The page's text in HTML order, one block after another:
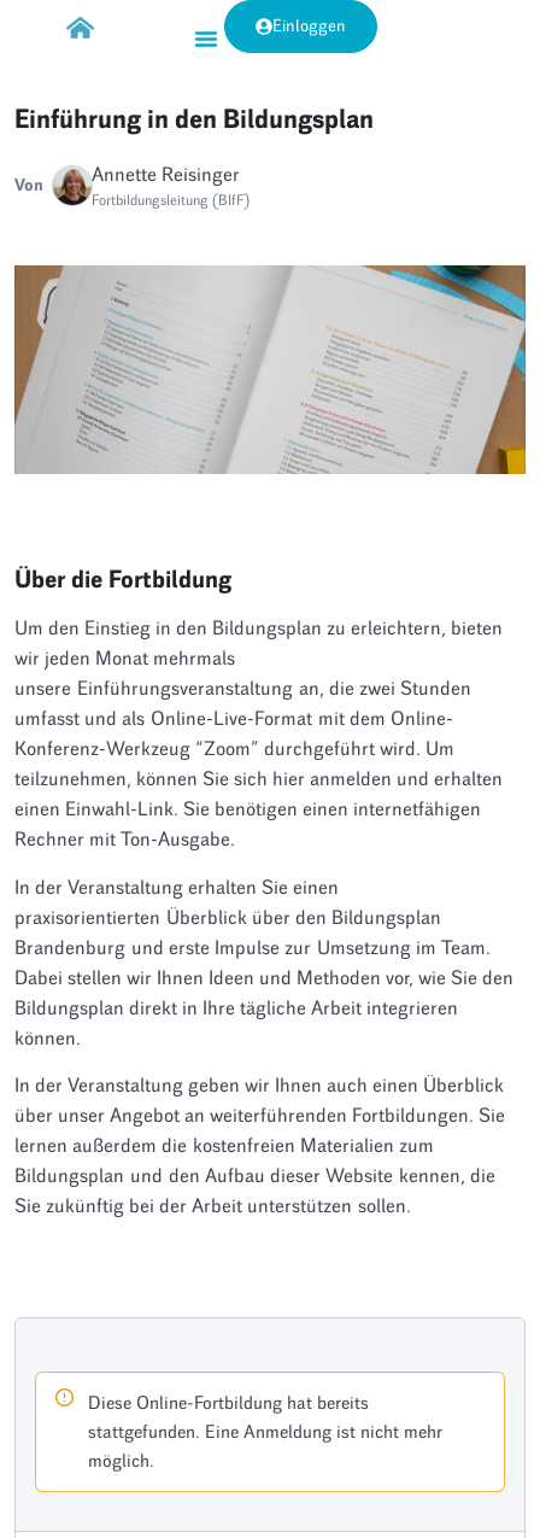
Einloggen
Einführung in den Bildungsplan
Von Annette Reisinger
Fortbildungsleitung (BIfF)
Über die Fortbildung
Um den Einstieg in den Bildungsplan zu erleichtern, bieten
wir jeden Monat mehrmals
unsere Einführungsveranstaltung an, die zwei Stunden
umfasst und als Online-Live-Format mit dem Online-
Konferenz-Werkzeug “Zoom” durchgeführt wird. Um
teilzunehmen, können Sie sich hier anmelden und erhalten
einen Einwahl-Link. Sie benötigen einen internetfähigen
Rechner mit Ton-Ausgabe.
In der Veranstaltung erhalten Sie einen
praxisorientierten Überblick über den Bildungsplan
Brandenburg und erste Impulse zur Umsetzung im Team.
Dabei stellen wir Ihnen Ideen und Methoden vor, wie Sie den
Bildungsplan direkt in Ihre tägliche Arbeit integrieren
können.
In der Veranstaltung geben wir Ihnen auch einen Überblick
über unser Angebot an weiterführenden Fortbildungen. Sie
lernen außerdem die kostenfreien Materialien zum
Bildungsplan und den Aufbau dieser Website kennen, die
Sie zukünftig bei der Arbeit unterstützen sollen.
Diese Online-Fortbildung hat bereits
stattgefunden. Eine Anmeldung ist nicht mehr
möglich.